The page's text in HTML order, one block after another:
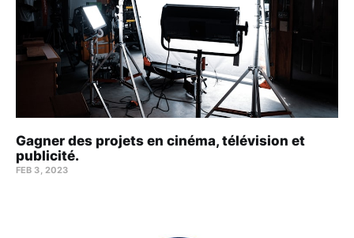
Gagner des projets en cinéma, télévision et
publicité.
FEB 3, 2023